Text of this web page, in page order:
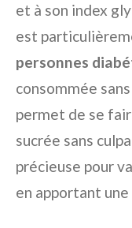
et à son index
est
personnes
consommée
permet de se
sucrée sans
précieuse pour
en apportant